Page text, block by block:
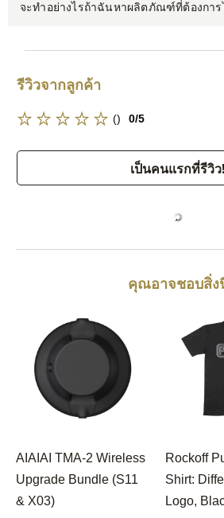
จะทำอย่างไรถ้าฉันหาผลิตภัณฑ์ที่ต้องการ
รีวิวจากลูกค้า
() 0/5
เป็นคนแรกที่รีวิว!
คุณอาจชอบสิ่ง
AIAIAI TMA-2 Wireless
Upgrade Bundle (S11
& X03)
Rockoff
Shirt:
Logo,